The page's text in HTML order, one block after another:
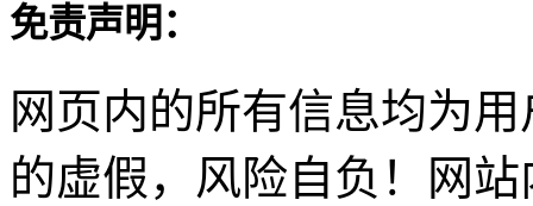
免责声明：
网页内的所有信息均为
的虚假，风险自负！网